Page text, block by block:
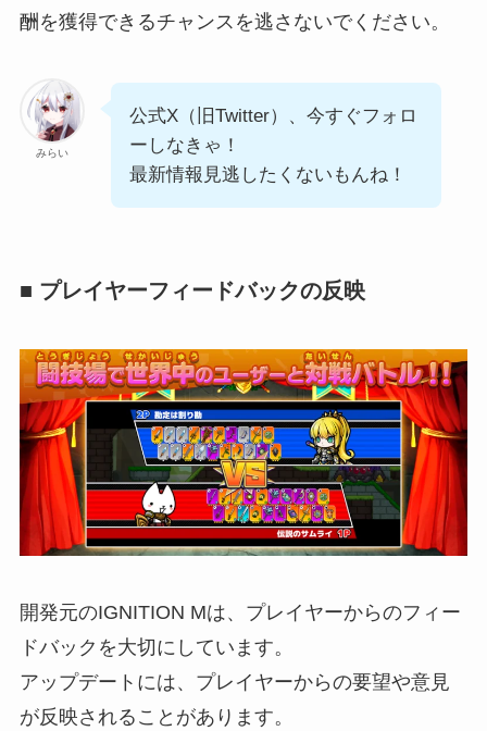
酬を獲得できるチャンスを逃さないでください。
みらい
公式X（旧Twitter）、今すぐフォロ
ーしなきゃ！
最新情報見逃したくないもんね！
■ プレイヤーフィードバックの反映
開発元のIGNITION Mは、プレイヤーからのフィー
ドバックを大切にしています。
アップデートには、プレイヤーからの要望や意見
が反映されることがあります。